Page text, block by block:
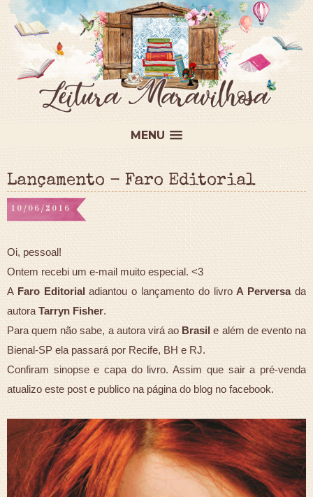
MENU
Lançamento - Faro Editorial
10/06/2016
Oi, pessoal!
Ontem recebi um e-mail muito especial. <3
A Faro Editorialadiantou o lançamento do livroA Perversada
autora Tarryn Fisher.
Para quem não sabe, a autora virá aoBrasil e além de evento na
Bienal-SP ela passará por Recife, BH e RJ.
Confiram sinopse e capa do livro. Assim que sair a pré-venda
atualizo este post e publico na página do blog no facebook.